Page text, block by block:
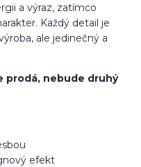
a výraz, zatímco
Každý detail je
ale jedinečný a
prodá, nebude druhý
efekt